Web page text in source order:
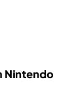
Nintendo